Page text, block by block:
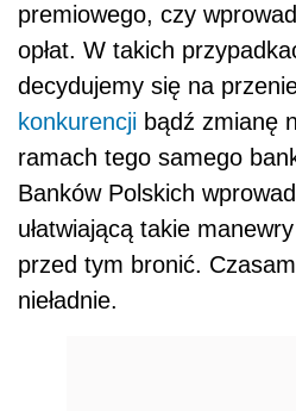
premiowego, czy
opłat. W takich
decydujemy się na
konkurencji bądź zmianę
ramach tego samego
Banków Polskich
ułatwiającą takie
przed tym bronić.
nieładnie.